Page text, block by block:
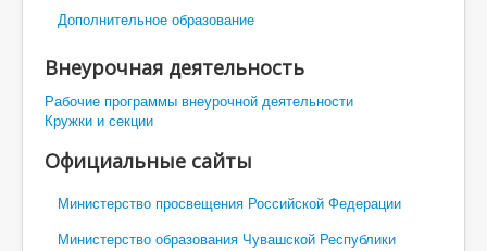
Дополнительное образование
Внеурочная деятельность
Рабочие программы внеурочной деятельности
Кружки и секции
Официальные сайты
Министерство просвещения Российской Федерации
Министерство образования Чувашской Республики